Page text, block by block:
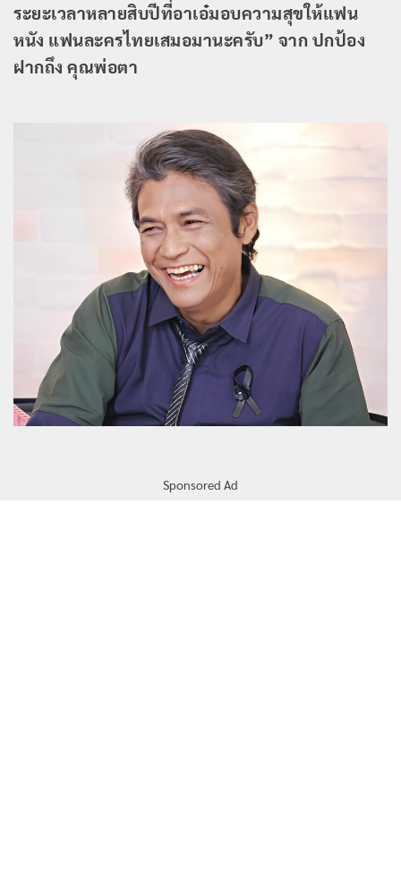
ระยะเวลาหลายสิบปีที่อาเอ๋มอบความสุขให้แฟน
หนัง แฟนละครไทยเสมอมานะครับ” จาก ปกป้อง
ฝากถึง คุณพ่อตา
Sponsored Ad